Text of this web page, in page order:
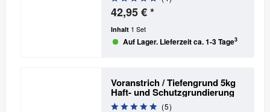
42,95 € *
Inhalt 1 Set
Auf Lager. Lieferzeit ca. 1-3 Tage3
Voranstrich / Tiefengrund 5kg
Haft- und Schutzgrundierung
(5)